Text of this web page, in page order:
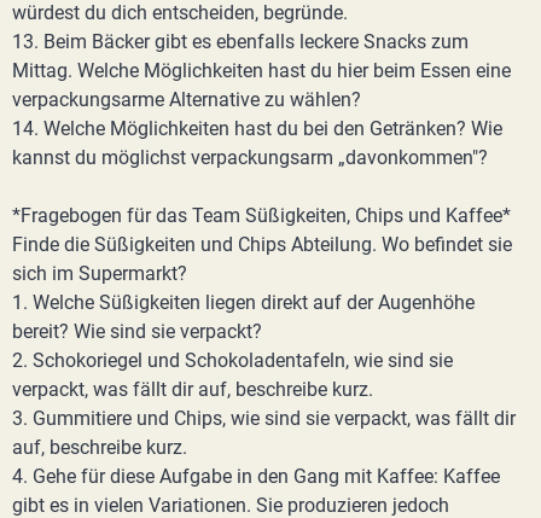
würdest du dich entscheiden, begründe.
13. Beim Bäcker gibt es ebenfalls leckere Snacks zum
Mittag. Welche Möglichkeiten hast du hier beim Essen eine
verpackungsarme Alternative zu wählen?
14. Welche Möglichkeiten hast du bei den Getränken? Wie
kannst du möglichst verpackungsarm „davonkommen"?
*Fragebogen für das Team Süßigkeiten, Chips und Kaffee*
Finde die Süßigkeiten und Chips Abteilung. Wo befindet sie
sich im Supermarkt?
1. Welche Süßigkeiten liegen direkt auf der Augenhöhe
bereit? Wie sind sie verpackt?
2. Schokoriegel und Schokoladentafeln, wie sind sie
verpackt, was fällt dir auf, beschreibe kurz.
3. Gummitiere und Chips, wie sind sie verpackt, was fällt dir
auf, beschreibe kurz.
4. Gehe für diese Aufgabe in den Gang mit Kaffee: Kaffee
gibt es in vielen Variationen. Sie produzieren jedoch